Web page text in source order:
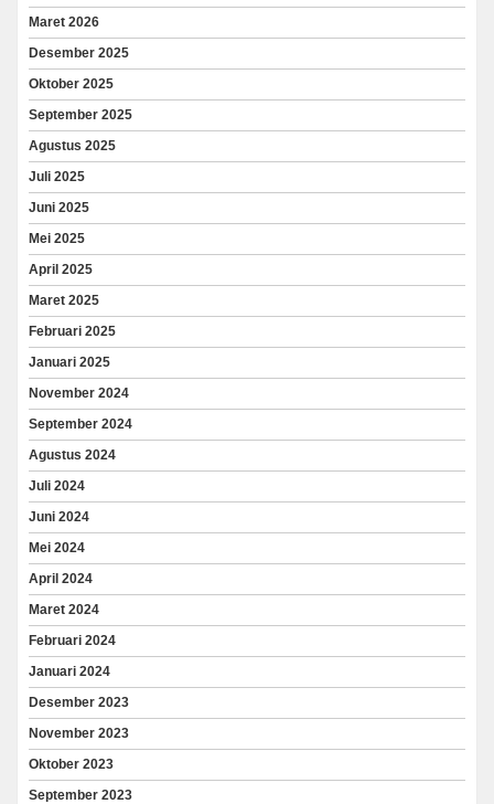
Maret 2026
Desember 2025
Oktober 2025
September 2025
Agustus 2025
Juli 2025
Juni 2025
Mei 2025
April 2025
Maret 2025
Februari 2025
Januari 2025
November 2024
September 2024
Agustus 2024
Juli 2024
Juni 2024
Mei 2024
April 2024
Maret 2024
Februari 2024
Januari 2024
Desember 2023
November 2023
Oktober 2023
September 2023